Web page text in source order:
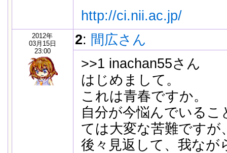
http://ci.nii.ac.jp/
2012年
03月15日
23:00
2: 間広さん
>>1 inachan55さん
はじめまして。
これは青春ですか。
自分が今悩んでいる
ては大変な苦難ですが
後々見返して、我なが